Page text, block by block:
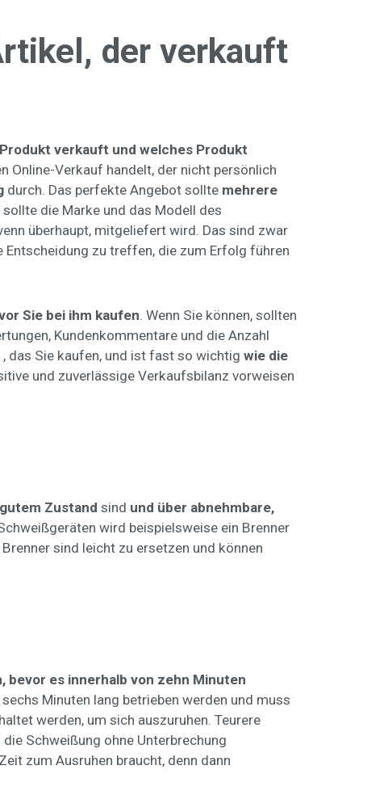
der verkauft
verkauft und welches Produkt
Online-Verkauf handelt, der nicht persönlich
durch. Das perfekte Angebot sollte mehrere
die Marke und das Modell des
überhaupt, mitgeliefert wird. Das sind zwar
Entscheidung zu treffen, die zum Erfolg führen
Sie bei ihm kaufen. Wenn Sie können, sollten
Kundenkommentare und die Anzahl
, das Sie kaufen, und ist fast so wichtig wie die
und zuverlässige Verkaufsbilanz vorweisen
gutem Zustand sind und über abnehmbare,
wird beispielsweise ein Brenner
sind leicht zu ersetzen und können
bevor es innerhalb von zehn Minuten
Minuten lang betrieben werden und muss
werden, um sich auszuruhen. Teurere
Schweißung ohne Unterbrechung
zum Ausruhen braucht, denn dann